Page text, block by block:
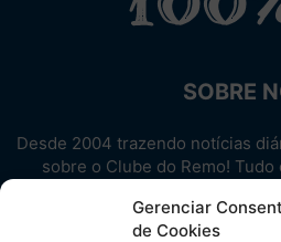
Gerenciar
de Cookies
SOBRE
Desde 2004 trazendo notícias
sobre o Clube do Remo!
Aproveite! Site